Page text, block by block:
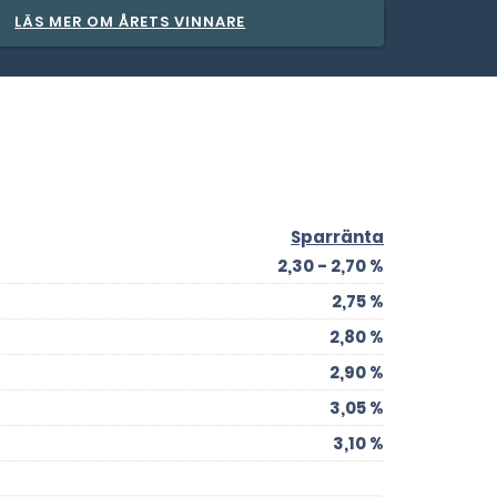
LÄS MER OM ÅRETS VINNARE
Sparränta
2,30 - 2,70 %
2,75 %
2,80 %
2,90 %
3,05 %
3,10 %